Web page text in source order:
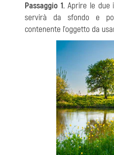
Passaggio 1.Aprire le due
servirà da sfondo e
contenente l’oggetto da